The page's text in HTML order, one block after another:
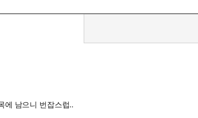
에 남으니 번잡스럽..